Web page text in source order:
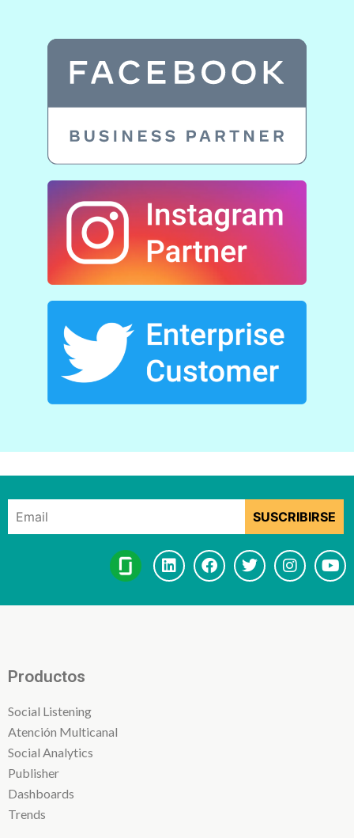
Productos
Social Listening
Atención Multicanal
Social Analytics
Publisher
Dashboards
Trends